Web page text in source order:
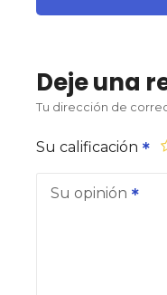
Deje una
Tu dirección de
Su calificación
Su opinión